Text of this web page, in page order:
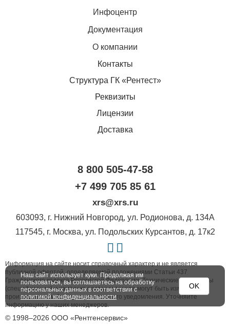
Инфоцентр
Документация
О компании
Контакты
Структура ГК «Рентест»
Реквизиты
Лицензии
Доставка
8 800 505-47-58
+7 499 705 85 61
xrs@xrs.ru
603093, г. Нижний Новгород, ул. Родионова, д. 134А
117545, г. Москва, ул. Подольских Курсантов, д. 17к2
Информация на сайте носит справочный характер и не является
публичной офертой, определяемой положениями Статьи 437
Гражданского кодекса Российской Федерации. Технические параметры
(спецификация) и комплект поставки товара могут быть изменены
производителем без предварительного уведомления. Уточняйте
информацию у наших менеджеров.
© 1998–2026 ООО «Рентгенсервис»
Наш сайт использует куки. Продолжая им
пользоваться, вы соглашаетесь на обработку
персональных данных в соответствии с
политикой конфиденциальности
OK